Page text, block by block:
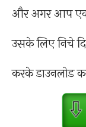
और अगर आप
उसके लिए निचे
करके डाउनलोड